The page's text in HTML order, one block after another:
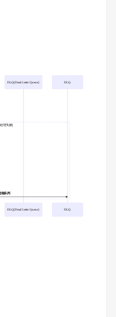
DLQ[Dead Letter Queue] DLQ
信队列
[处理失败]
DLQ[Dead Letter Queue] DLQ